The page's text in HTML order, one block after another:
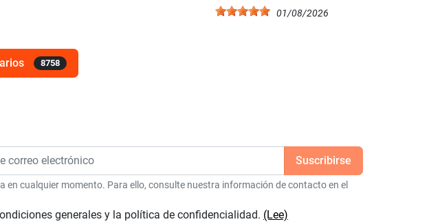
01/08/2026
8758
en cualquier momento. Para ello, consulte nuestra información de contacto en el
generales y la política de confidencialidad. (Lee)